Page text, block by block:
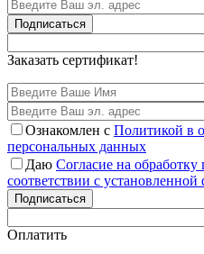
Подписаться
Заказать сертификат!
Ознакомлен с Политикой в
персональных данных
Даю Согласие на
соответствии с
Подписаться
Оплатить